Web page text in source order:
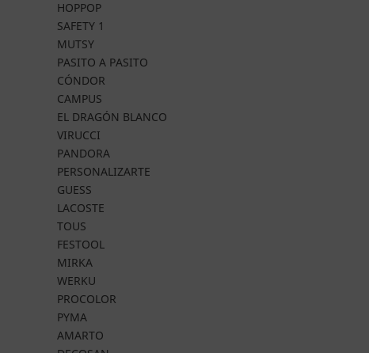
HOPPOP
SAFETY 1
MUTSY
PASITO A PASITO
CÓNDOR
CAMPUS
EL DRAGÓN BLANCO
VIRUCCI
PANDORA
PERSONALIZARTE
GUESS
LACOSTE
TOUS
FESTOOL
MIRKA
WERKU
PROCOLOR
PYMA
AMARTO